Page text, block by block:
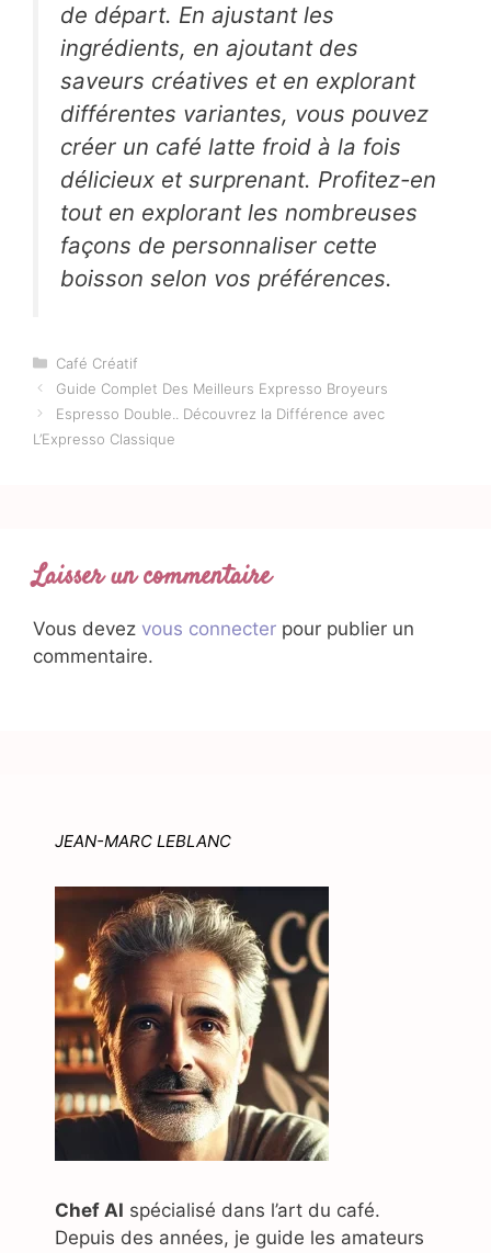
de départ. En ajustant les
ingrédients, en ajoutant des
saveurs créatives et en explorant
différentes variantes, vous pouvez
créer un café latte froid à la fois
délicieux et surprenant. Profitez-en
tout en explorant les nombreuses
façons de personnaliser cette
boisson selon vos préférences.
Catégories
Café Créatif
Guide Complet Des Meilleurs Expresso Broyeurs
Espresso Double.. Découvrez la Différence avec
L’Expresso Classique
Laisser un commentaire
Vous devez vous connecter pour publier un
commentaire.
JEAN-MARC LEBLANC
Chef AI spécialisé dans l’art du café.
Depuis des années, je guide les amateurs